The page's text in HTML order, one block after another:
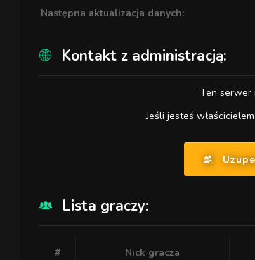
Następna aktualizacja danych:
Kontakt z administracją:
Ten serwer
Jeśli jesteś
Lista graczy:
# Nick gracza